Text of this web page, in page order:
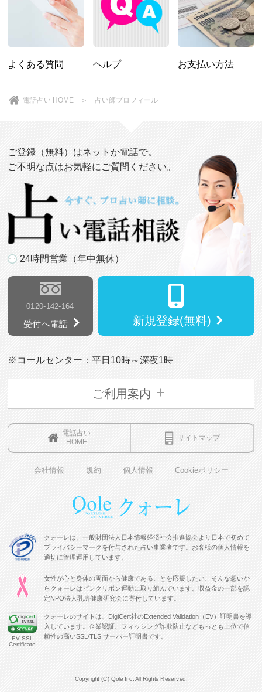
よくある質問 ヘルプ お支払い方法
電話占い HOME ＞ 占い師プロフィール
ご登録（無料）はネットか電話で。
ご不明な点はお気軽にご質問ください。
24時間営業（年中無休）
0120-142-164
受付へ電話 新規登録(無料)
※コールセンター：平日10時～深夜1時
ご利用案内
電話占い
HOME
サイトマップ
会社情報 規約 個人情報 Cookieポリシー
クォーレは、一般財団法人日本情報経済社会推進協会より日本で初めて
プライバシーマークを付与された占い事業者です。お客様の個人情報を
適切に管理運用しています。
女性が心と身体の両面から健康であることを応援したい、そんな想いか
らクォーレはピンクリボン運動に取り組んでいます。収益金の一部を認
定NPO法人乳房健康研究会に寄付しています。
EV SSL
Certificate
クォーレのサイトは、DigiCert社のExtended Validation（EV）証明書を導
入しています。企業認証、フィッシング詐欺防止などもっとも上位で信
頼性の高いSSL/TLS サーバー証明書です。
Copyright (C) Qole Inc. All Rights Reserved.